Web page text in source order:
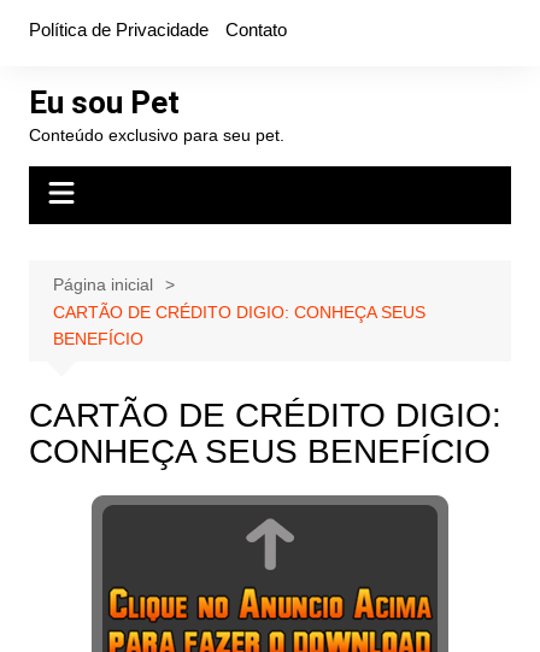
conteúdo
Política de Privacidade Contato
Eu sou Pet
Conteúdo exclusivo para seu pet.
Página inicial
CARTÃO DE CRÉDITO DIGIO: CONHEÇA SEUS
BENEFÍCIO
CARTÃO DE CRÉDITO DIGIO:
CONHEÇA SEUS BENEFÍCIO